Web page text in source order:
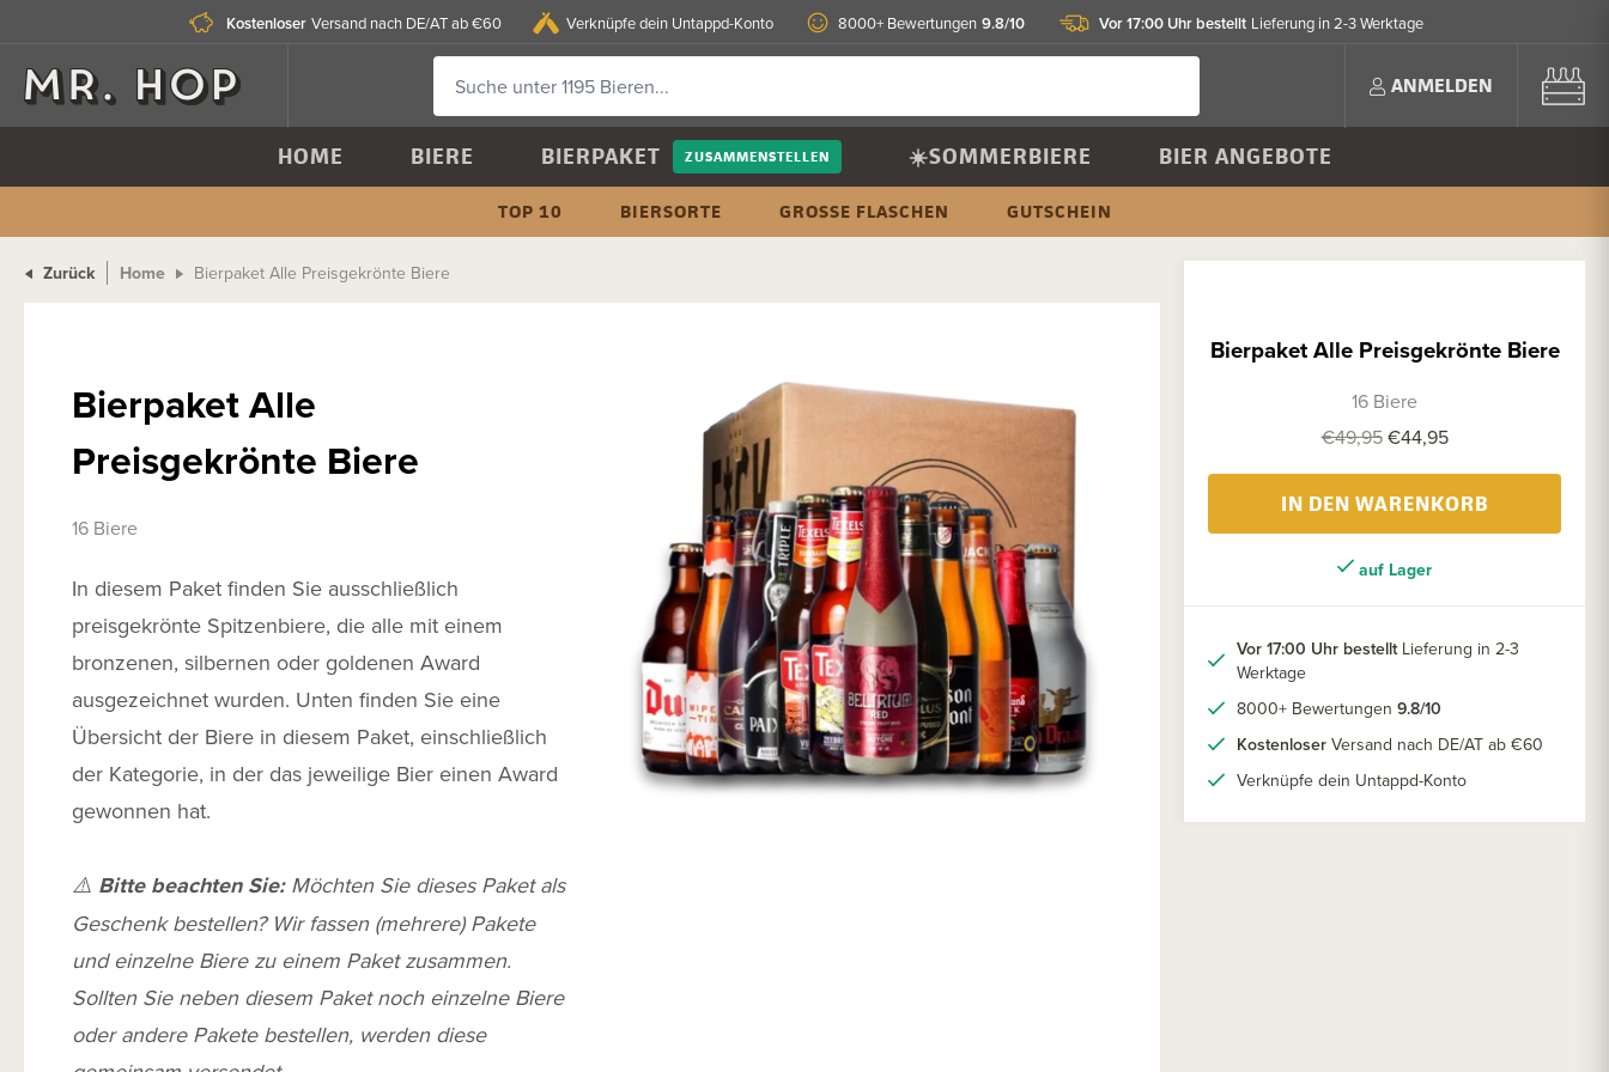
Kostenloser Versand nach DE/AT ab €60 Verknüpfe dein Untappd-Konto 8000+ Bewertungen 9.8/10 Vor 17:00 Uhr bestellt Lieferung in 2-3 Werktage
ANMELDEN
HOME BIERE BIERPAKET ZUSAMMENSTELLEN ☀️SOMMERBIERE BIER ANGEBOTE
TOP 10 BIERSORTE GROSSE FLASCHEN GUTSCHEIN
Zurück Home Bierpaket Alle Preisgekrönte Biere
Bierpaket Alle
Preisgekrönte Biere
16 Biere
In diesem Paket finden Sie ausschließlich
preisgekrönte Spitzenbiere, die alle mit einem
bronzenen, silbernen oder goldenen Award
ausgezeichnet wurden. Unten finden Sie eine
Übersicht der Biere in diesem Paket, einschließlich
der Kategorie, in der das jeweilige Bier einen Award
gewonnen hat.
⚠️ Bitte beachten Sie:Möchten Sie dieses Paket als
Geschenk bestellen? Wir fassen (mehrere) Pakete
und einzelne Biere zu einem Paket zusammen.
Sollten Sie neben diesem Paket noch einzelne Biere
oder andere Pakete bestellen, werden diese
Bierpaket Alle Preisgekrönte Biere
16 Biere
€49,95€44,95
IN DEN WARENKORB
auf Lager
Vor 17:00 Uhr bestelltLieferung in 2-3
Werktage
8000+ Bewertungen 9.8/10
Kostenloser Versand nach DE/AT ab €60
Verknüpfe dein Untappd-Konto